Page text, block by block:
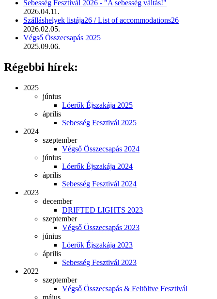
Sebesség Fesztivál 2026 - "A sebesség váltás!"
2026.04.11.
Szálláshelyek listája26 / List of accommodations26
2026.02.05.
Végső Összecsapás 2025
2025.09.06.
Régebbi hírek:
2025
június
Lóerők Éjszakája 2025
április
Sebesség Fesztivál 2025
2024
szeptember
Végső Összecsapás 2024
június
Lóerők Éjszakája 2024
április
Sebesség Fesztivál 2024
2023
december
DRIFTED LIGHTS 2023
szeptember
Végső Összecsapás 2023
június
Lóerők Éjszakája 2023
április
Sebesség Fesztivál 2023
2022
szeptember
Végső Összecsapás & Feltöltve Fesztivál
május